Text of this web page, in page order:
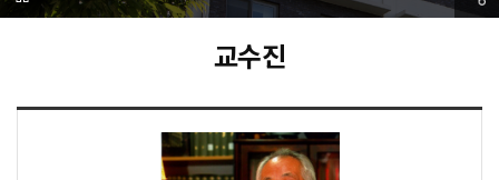
교수진